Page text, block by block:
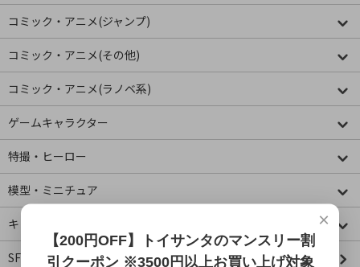
コミック・アニメ(ジャンプ)
コミック・アニメ(その他)
コミック・アニメ(ラノベ系)
ゲームキャラクター
特撮・ヒーロー
模型・ミニチュア
キャラクター
SF・映画・アメコミ
×
【200円OFF】トイサンタのマンスリー割
引クーポン ※3500円以上お買い上げ対象